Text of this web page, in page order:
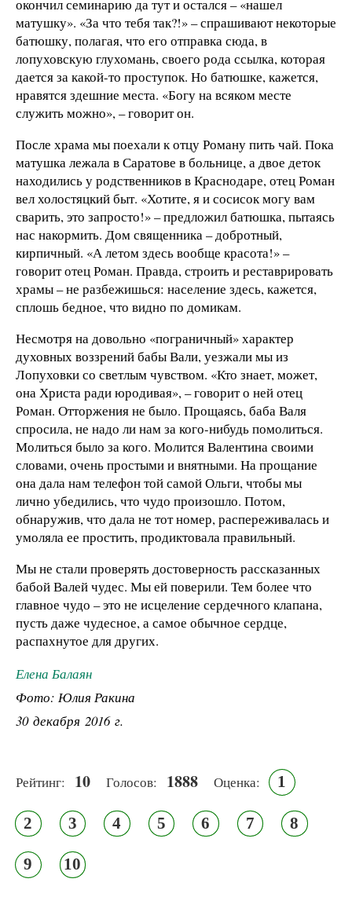
окончил семинарию да тут и остался – «нашел
матушку». «За что тебя так?!» – спрашивают некоторые
батюшку, полагая, что его отправка сюда, в
лопуховскую глухомань, своего рода ссылка, которая
дается за какой-то проступок. Но батюшке, кажется,
нравятся здешние места. «Богу на всяком месте
служить можно», – говорит он.
После храма мы поехали к отцу Роману пить чай. Пока
матушка лежала в Саратове в больнице, а двое деток
находились у родственников в Краснодаре, отец Роман
вел холостяцкий быт. «Хотите, я и сосисок могу вам
сварить, это запросто!» – предложил батюшка, пытаясь
нас накормить. Дом священника – добротный,
кирпичный. «А летом здесь вообще красота!» –
говорит отец Роман. Правда, строить и реставрировать
храмы – не разбежишься: население здесь, кажется,
сплошь бедное, что видно по домикам.
Несмотря на довольно «пограничный» характер
духовных воззрений бабы Вали, уезжали мы из
Лопуховки со светлым чувством. «Кто знает, может,
она Христа ради юродивая», – говорит о ней отец
Роман. Отторжения не было. Прощаясь, баба Валя
спросила, не надо ли нам за кого-нибудь помолиться.
Молиться было за кого. Молится Валентина своими
словами, очень простыми и внятными. На прощание
она дала нам телефон той самой Ольги, чтобы мы
лично убедились, что чудо произошло. Потом,
обнаружив, что дала не тот номер, распереживалась и
умоляла ее простить, продиктовала правильный.
Мы не стали проверять достоверность рассказанных
бабой Валей чудес. Мы ей поверили. Тем более что
главное чудо – это не исцеление сердечного клапана,
пусть даже чудесное, а самое обычное сердце,
распахнутое для других.
Елена Балаян
Фото: Юлия Ракина
30 декабря 2016 г.
Рейтинг: 10 Голосов: 1888 Оценка: 1
2 3 4 5 6 7 8
9 10